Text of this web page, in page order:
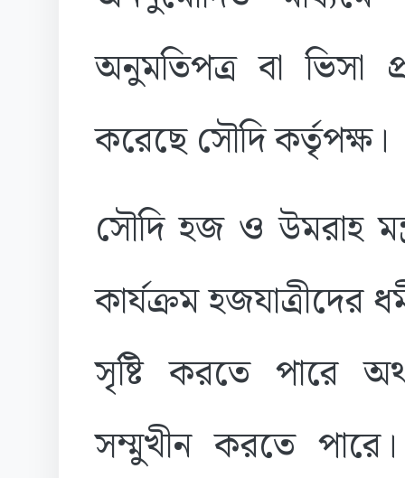
অনুমতিপত্র বা ভিসা
করেছে সৌদি কর্তৃপক্ষ।
সৌদি হজ ও উমরাহ
কার্যক্রম হজযাত্রীদের
সৃষ্টি করতে পারে
সম্মুখীন করতে পারে।